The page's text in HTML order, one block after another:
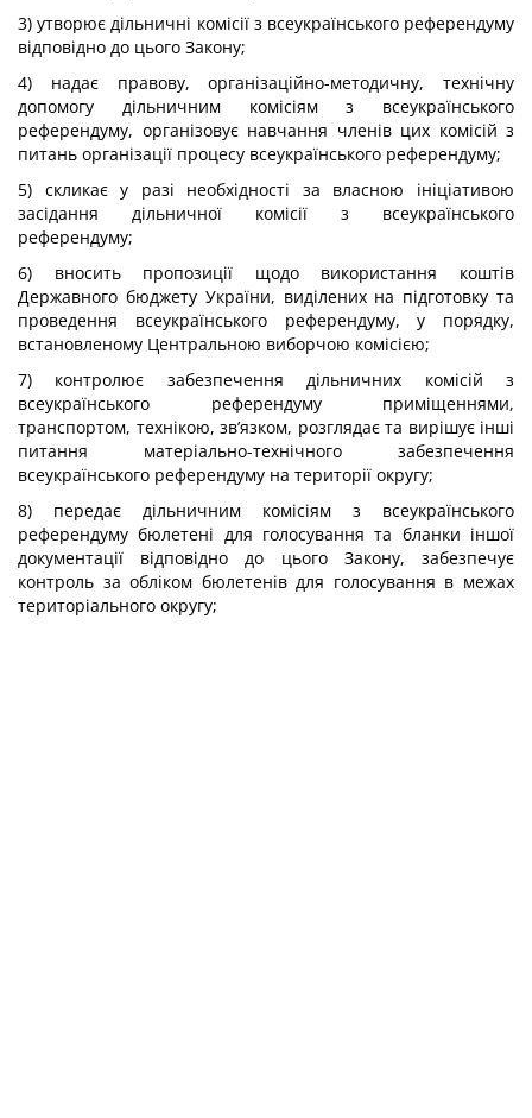
3) утворює дільничні комісії з всеукраїнського референдуму
відповідно до цього Закону;
4) надає правову, організаційно-методичну, технічну
допомогу дільничним комісіям з всеукраїнського
референдуму, організовує навчання членів цих комісій з
питань організації процесу всеукраїнського референдуму;
5) скликає у разі необхідності за власною ініціативою
засідання дільничної комісії з всеукраїнського
референдуму;
6) вносить пропозиції щодо використання коштів
Державного бюджету України, виділених на підготовку та
проведення всеукраїнського референдуму, у порядку,
встановленому Центральною виборчою комісією;
7) контролює забезпечення дільничних комісій з
всеукраїнського референдуму приміщеннями,
транспортом, технікою, зв’язком, розглядає та вирішує інші
питання матеріально-технічного забезпечення
всеукраїнського референдуму на території округу;
8) передає дільничним комісіям з всеукраїнського
референдуму бюлетені для голосування та бланки іншої
документації відповідно до цього Закону, забезпечує
контроль за обліком бюлетенів для голосування в межах
територіального округу;